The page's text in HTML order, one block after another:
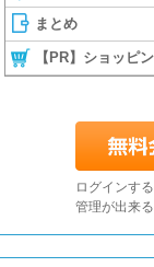
まとめ
【PR】ショッピ
ログインす
管理が出来